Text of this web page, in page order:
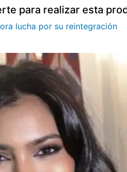
para realizar esta
lucha por su reintegración